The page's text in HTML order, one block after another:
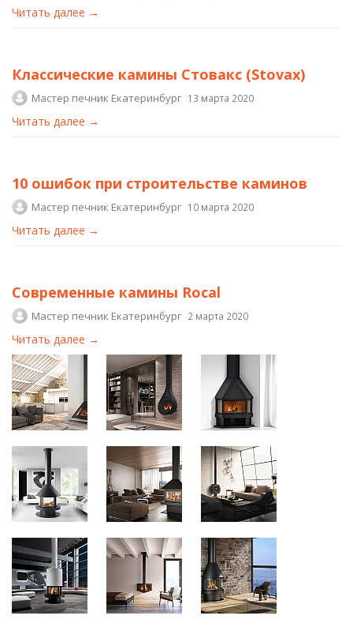
Читать далее →
Классические камины Стовакс (Stovax)
Мастер печник Екатеринбург 13 марта 2020
Читать далее →
10 ошибок при строительстве каминов
Мастер печник Екатеринбург 10 марта 2020
Читать далее →
Современные камины Rocal
Мастер печник Екатеринбург 2 марта 2020
Читать далее →